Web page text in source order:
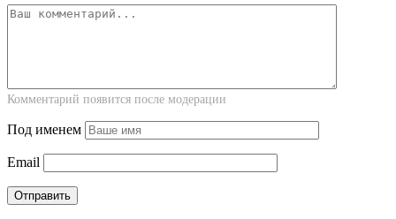
Комментарий появится после модерации
Под именем
Email